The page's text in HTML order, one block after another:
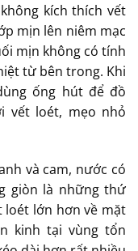
kích thích vết
mịn lên niêm mạc
mịn không có tính
từ bên trong. Khi
ống hút để đồ
vết loét, mẹo nhỏ
và cam, nước có
giòn là những thứ
loét lớn hơn về mặt
kinh tại vùng tổn